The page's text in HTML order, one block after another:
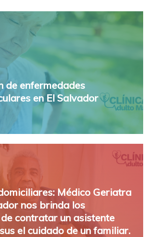
de enfermedades
en El Salvador
Médico Geriatra
nos brinda los
contratar un asistente
el cuidado de un familiar.